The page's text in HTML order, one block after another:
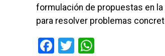
formulación de propuestas en
para resolver problemas
Facebook
Twitter